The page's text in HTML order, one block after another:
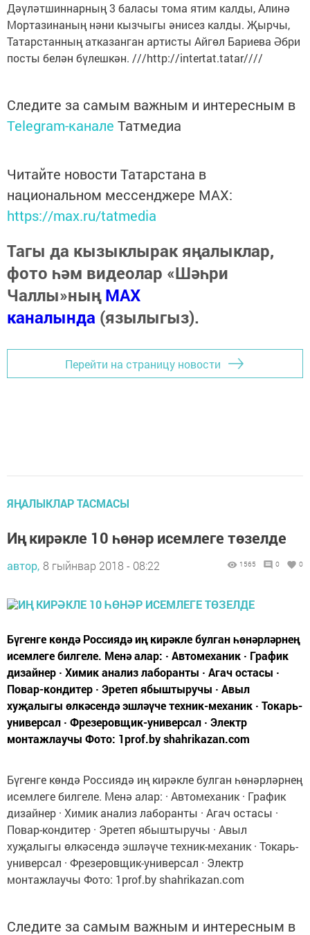
Дәүләтшиннарның 3 баласы тома ятим калды, Алинә
Мортазинаның нәни кызчыгы әнисез калды. Җырчы,
Татарстанның атказанган артисты Айгөл Бариева Әбри
посты белән бүлешкән. ///http://intertat.tatar////
Следите за самым важным и интересным в
Telegram-канале Татмедиа
Читайте новости Татарстана в
национальном мессенджере MАХ:
https://max.ru/tatmedia
Тагы да кызыклырак яңалыклар,
фото һәм видеолар «Шәһри
Чаллы»ныңMAX
каналында (язылыгыз).
Перейти на страницу новости
ЯҢАЛЫКЛАР ТАСМАСЫ
Иң кирәкле 10 һөнәр исемлеге төзелде
автор, 8 гыйнвар 2018 - 08:22 1565 0 0
Бүгенге көндә Россиядә иң кирәкле булган һөнәрләрнең
исемлеге билгеле. Менә алар: · Автомеханик · График
дизайнер · Химик анализ лаборанты · Агач остасы ·
Повар-кондитер · Эретеп ябыштыручы · Авыл
хуҗалыгы өлкәсендә эшләүче техник-механик · Токарь-
универсал · Фрезеровщик-универсал · Электр
монтажлаучы Фото: 1prof.by shahrikazan.com
Бүгенге көндә Россиядә иң кирәкле булган һөнәрләрнең
исемлеге билгеле. Менә алар: · Автомеханик · График
дизайнер · Химик анализ лаборанты · Агач остасы ·
Повар-кондитер · Эретеп ябыштыручы · Авыл
хуҗалыгы өлкәсендә эшләүче техник-механик · Токарь-
универсал · Фрезеровщик-универсал · Электр
монтажлаучы Фото: 1prof.by shahrikazan.com
Следите за самым важным и интересным в